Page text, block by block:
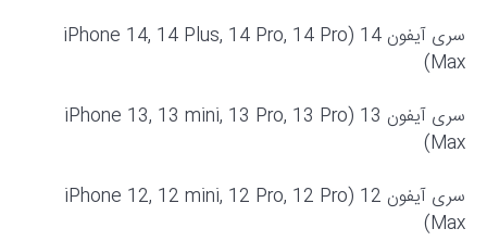
سری آیفون 14 (iPhone 14, 14 Plus, 14 Pro, 14 Pro
Max)
سری آیفون 13 (iPhone 13, 13 mini, 13 Pro, 13 Pro
Max)
سری آیفون 12 (iPhone 12, 12 mini, 12 Pro, 12 Pro
Max)